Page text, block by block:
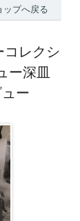
ップへ戻る
コレクシ
ー深皿
ー